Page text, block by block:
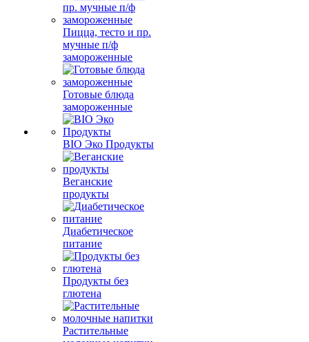
Пицца, тесто и пр.
мучные п/ф
замороженные
Готовые блюда
замороженные
BIO Эко Продукты
Веганские
продукты
Диабетическое
питание
Продукты без
глютена
Растительные